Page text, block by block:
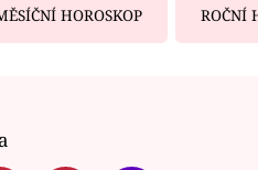
HOROSKOP ROČNÍ